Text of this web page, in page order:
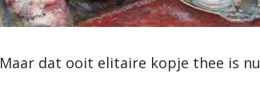
Maar dat ooit elitaire kopje thee is nu